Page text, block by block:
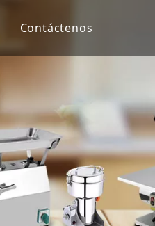
de Corona.
Contáctenos